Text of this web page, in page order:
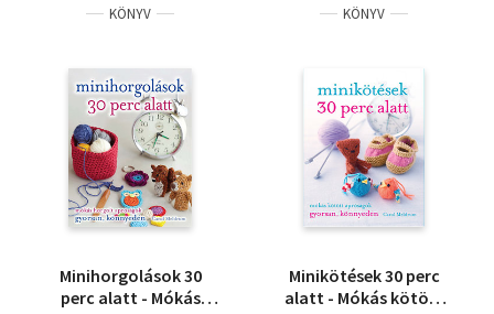
Tankönyv, segédkönyv
Társadalomtudomány
Természettudomány
Történelem
Vallás
KÖNYV
Minihorgolások 30
perc alatt - Mókás
KÖNYV
Minikötések 30 perc
alatt - Mókás kötött